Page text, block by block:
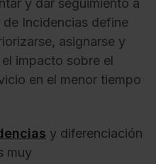
Incidencias define
asignarse y
impacto sobre el
en el menor tiempo
y diferenciación
muy